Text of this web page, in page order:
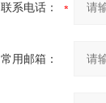
联系电话：
常用邮箱：